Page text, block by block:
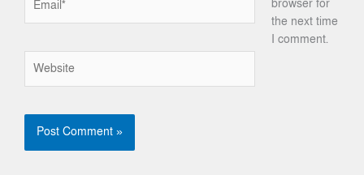
browser for
the next time
I comment.